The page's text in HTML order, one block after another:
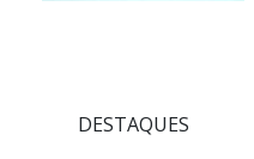
DESTAQUES